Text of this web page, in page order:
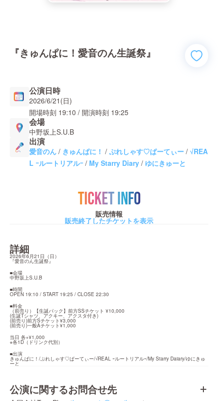
『きゅんぱに！愛音のん生誕祭』
公演日時
2026/6/21(日)
開場時刻 19:10 / 開演時刻 19:25
会場
中野坂上S.U.B
出演
愛音のん / きゅんぱに！ / ぷれしゃす♡ぱーてぃー / √REA
L ｰルートリアルｰ / My Starry Diary / ゆにきゅーと
TICKET INFO
販売情報
販売終了したチケットを表示
詳細
2026年6月21日（日）
『愛音のん生誕祭』
■会場
中野坂上S.U.B
■時間
OPEN 19:10 / START 19:25 / CLOSE 22:30
■料金
（前売り）【生誕パック】前方SSチケット ¥10,000
(生誕Tシャツ、アクキー、アクスタ付き)
(前売り)前方Sチケット¥3,000
(前売り)一般Aチケット¥1,000
当日 各+¥1,000
※各1D（ドリンク代別）
■出演
きゅんぱに！/ぷれしゃす♡ぱーてぃー/√REAL ｰルートリアルｰ/My Starry Daiary/ゆにきゅ
ーと
公演に関するお問合せ先